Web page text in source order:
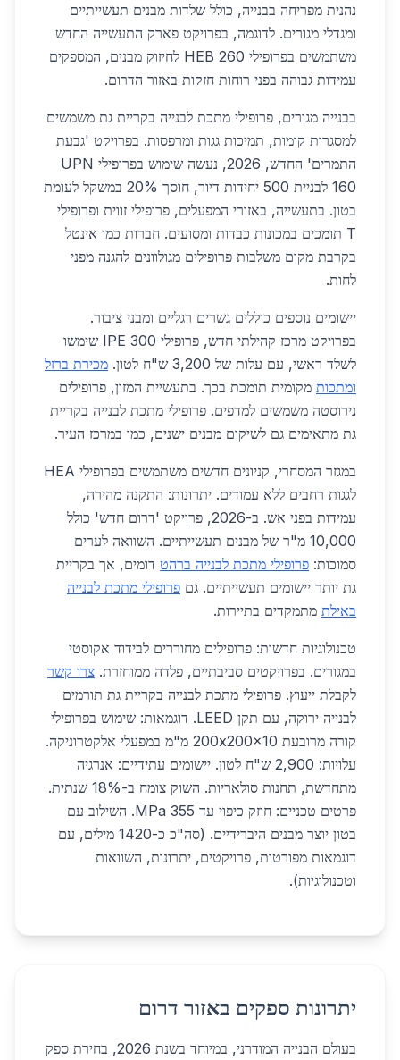
נהנית מפריחה בבנייה, כולל שלדות מבנים תעשייתיים
ומגדלי מגורים. לדוגמה, בפרויקט פארק התעשייה החדש
משתמשים בפרופילי HEB 260 לחיזוק מבנים, המספקים
עמידות גבוהה בפני רוחות חזקות באזור הדרום.
בבנייה מגורים, פרופילי מתכת לבנייה בקריית גת משמשים
למסגרות קומות, תמיכות גגות ומרפסות. בפרויקט 'גבעת
התמרים' החדש, 2026, נעשה שימוש בפרופילי UPN
160 לבניית 500 יחידות דיור, חוסך 20% במשקל לעומת
בטון. בתעשייה, באזורי המפעלים, פרופילי זווית ופרופילי
T תומכים במכונות כבדות ומסועים. חברות כמו אינטל
בקרבת מקום משלבות פרופילים מגולוונים להגנה מפני
לחות.
יישומים נוספים כוללים גשרים רגליים ומבני ציבור.
בפרויקט מרכז קהילתי חדש, פרופילי IPE 300 שימשו
לשלד ראשי, עם עלות של 3,200 ש"ח לטון.
מכירת ברזל
ומתכות מקומית תומכת בכך. בתעשיית המזון, פרופילים
נירוסטה משמשים למדפים. פרופילי מתכת לבנייה בקריית
גת מתאימים גם לשיקום מבנים ישנים, כמו במרכז העיר.
במגזר המסחרי, קניונים חדשים משתמשים בפרופילי HEA
לגגות רחבים ללא עמודים. יתרונות: התקנה מהירה,
עמידות בפני אש. ב-2026, פרויקט 'דרום חדש' כולל
10,000 מ"ר של מבנים תעשייתיים. השוואה לערים
סמוכות: פרופילי מתכת לבנייה ברהט דומים, אך בקריית
גת יותר יישומים תעשייתיים. גם פרופילי מתכת לבנייה
באילת מתמקדים בתיירות.
טכנולוגיות חדשות: פרופילים מחוררים לבידוד אקוסטי
במגורים. בפרויקטים סביבתיים, פלדה ממוחזרת. צרו קשר
לקבלת ייעוץ. פרופילי מתכת לבנייה בקריית גת תורמים
לבנייה ירוקה, עם תקן LEED. דוגמאות: שימוש בפרופילי
קורה מרובעת 200x200x10 מ"מ במפעלי אלקטרוניקה.
עלויות: 2,900 ש"ח לטון. יישומים עתידיים: אנרגיה
מתחדשת, תחנות סולאריות. השוק צומח ב-18% שנתית.
פרטים טכניים: חוזק כיפוי עד 355 MPa. השילוב עם
בטון יוצר מבנים היברידיים. (סה"כ כ-1420 מילים, עם
דוגמאות מפורטות, פרויקטים, יתרונות, השוואות
וטכנולוגיות).
יתרונות ספקים באזור דרום
בעולם הבנייה המודרני, במיוחד בשנת 2026, בחירת ספק